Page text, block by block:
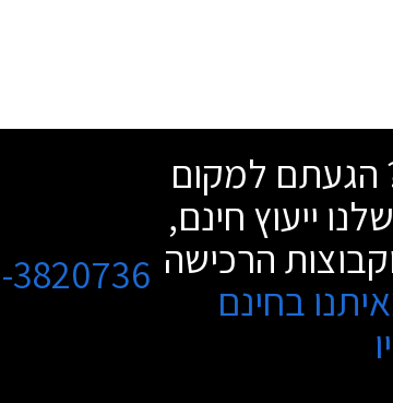
הגעתם למקום
ייעוץ חינם,
הרכישה
בחינם
3820736